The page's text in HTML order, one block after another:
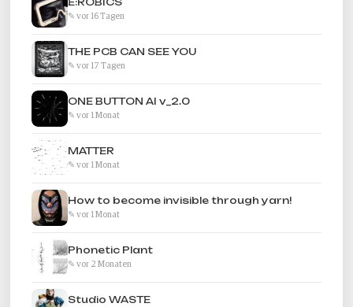
✎ vor 16 Tagen
THE PCB CAN SEE YOU
✎ vor 17 Tagen
ONE BUTTON AI v_2.0
✎ vor 1 Monat
MATTER
✎ vor 1 Monat
How to become invisible through yarn!
✎ vor 1 Monat
Phonetic Plant
✎ vor 2 Monaten
Studio WASTE